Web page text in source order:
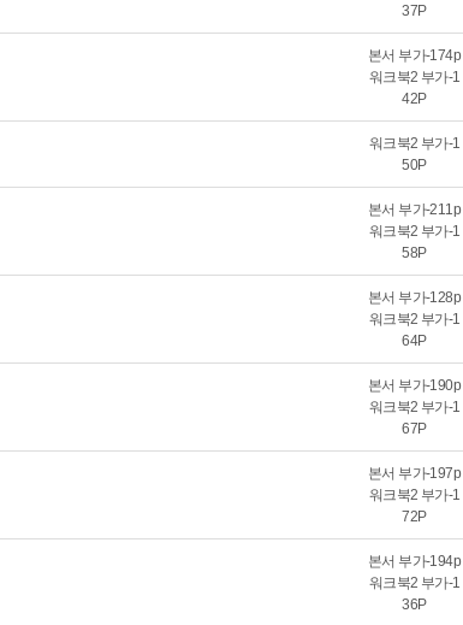
37P
본서 부가-174p
워크북2 부가-1
42P
워크북2 부가-1
50P
본서 부가-211p
워크북2 부가-1
58P
본서 부가-128p
워크북2 부가-1
64P
본서 부가-190p
워크북2 부가-1
67P
본서 부가-197p
워크북2 부가-1
72P
본서 부가-194p
워크북2 부가-1
36P